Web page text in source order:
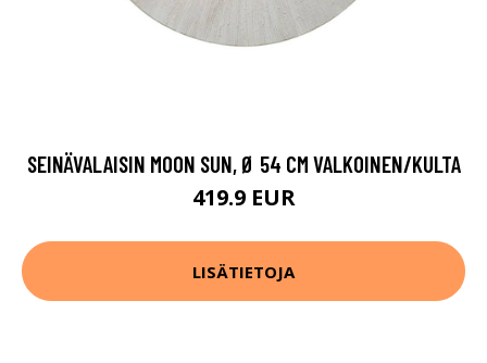
SEINÄVALAISIN MOON SUN, Ø 54 CM VALKOINEN/KULTA
419.9 EUR
LISÄTIETOJA